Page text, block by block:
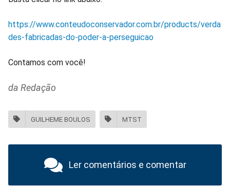
https://www.conteudoconservador.com.br/products/verda
des-fabricadas-do-poder-a-perseguicao
Contamos com você!
da Redação
GUILHEME BOULOS MTST
Ler comentários e comentar